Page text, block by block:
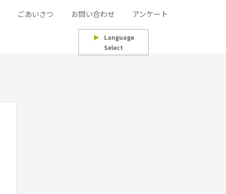
ごあいさつ お問い合わせ アンケート
▶
Language
Select